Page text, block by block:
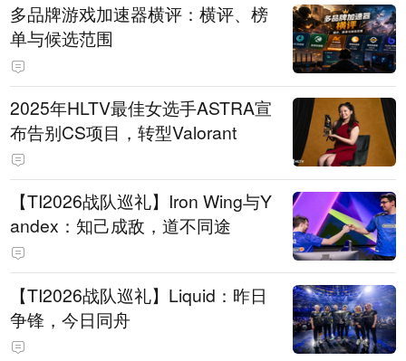
多品牌游戏加速器横评：横评、榜
单与候选范围
2025年HLTV最佳女选手ASTRA宣
布告别CS项目，转型Valorant
【TI2026战队巡礼】Iron Wing与Y
andex：知己成敌，道不同途
【TI2026战队巡礼】Liquid：昨日
争锋，今日同舟